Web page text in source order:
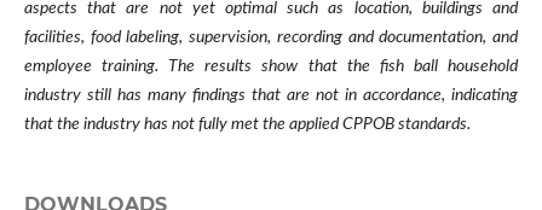
aspects that are not yet optimal such as location, buildings and
facilities, food labeling, supervision, recording and documentation, and
employee training. The results show that the fish ball household
industry still has many findings that are not in accordance, indicating
that the industry has not fully met the applied CPPOB standards.
DOWNLOADS